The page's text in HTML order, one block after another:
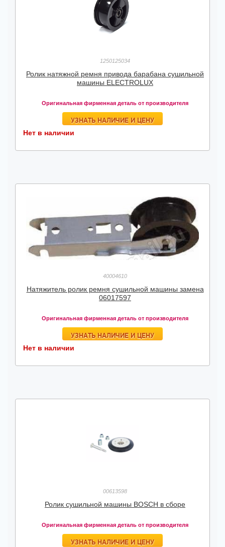
1250125034
Ролик натяжной ремня привода барабана сушильной
машины ELECTROLUX
Оригинальная фирменная деталь от производителя
УЗНАТЬ НАЛИЧИЕ И ЦЕНУ
Нет в наличии
40004610
Натяжитель ролик ремня сушильной машины замена
06017597
Оригинальная фирменная деталь от производителя
УЗНАТЬ НАЛИЧИЕ И ЦЕНУ
Нет в наличии
00613598
Ролик сушильной машины BOSCH в сборе
Оригинальная фирменная деталь от производителя
УЗНАТЬ НАЛИЧИЕ И ЦЕНУ